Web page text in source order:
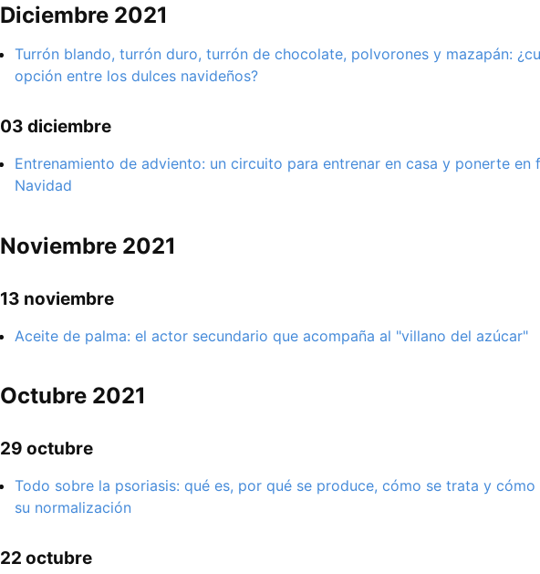
Diciembre 2021
Turrón blando, turrón duro, turrón de chocolate, polvorones y mazapán:
opción entre los dulces navideños?
03 diciembre
Entrenamiento de adviento: un circuito para entrenar en casa y ponerte en
Navidad
Noviembre 2021
13 noviembre
Aceite de palma: el actor secundario que acompaña al "villano del azúcar"
Octubre 2021
29 octubre
Todo sobre la psoriasis: qué es, por qué se produce, cómo se trata y cómo
su normalización
22 octubre